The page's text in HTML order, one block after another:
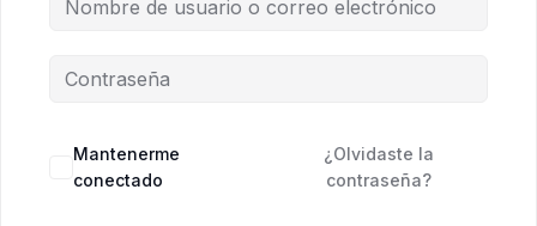
Mantenerme
conectado
¿Olvidaste la
contraseña?